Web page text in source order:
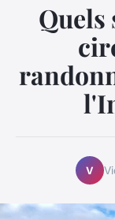
Quels
V